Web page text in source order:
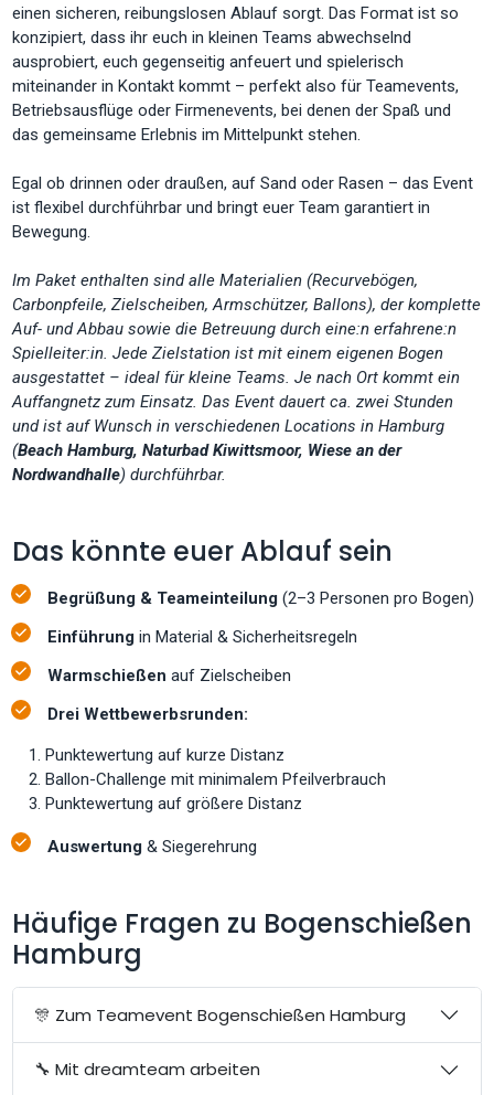
einen sicheren, reibungslosen Ablauf sorgt. Das Format ist so
konzipiert, dass ihr euch in kleinen Teams abwechselnd
ausprobiert, euch gegenseitig anfeuert und spielerisch
miteinander in Kontakt kommt – perfekt also für Teamevents,
Betriebsausflüge oder Firmenevents, bei denen der Spaß und
das gemeinsame Erlebnis im Mittelpunkt stehen.
Egal ob drinnen oder draußen, auf Sand oder Rasen – das Event
ist flexibel durchführbar und bringt euer Team garantiert in
Bewegung.
Im Paket enthalten sind alle Materialien (Recurvebögen,
Carbonpfeile, Zielscheiben, Armschützer, Ballons), der komplette
Auf- und Abbau sowie die Betreuung durch eine:n erfahrene:n
Spielleiter:in. Jede Zielstation ist mit einem eigenen Bogen
ausgestattet – ideal für kleine Teams. Je nach Ort kommt ein
Auffangnetz zum Einsatz. Das Event dauert ca. zwei Stunden
und ist auf Wunsch in verschiedenen Locations in Hamburg
(Beach Hamburg, Naturbad Kiwittsmoor, Wiese an der
Nordwandhalle) durchführbar.
Das könnte euer Ablauf sein
Begrüßung & Teameinteilung (2–3 Personen pro Bogen)
Einführung in Material & Sicherheitsregeln
Warmschießen auf Zielscheiben
Drei Wettbewerbsrunden:
Punktewertung auf kurze Distanz
Ballon-Challenge mit minimalem Pfeilverbrauch
Punktewertung auf größere Distanz
Auswertung & Siegerehrung
Häufige Fragen zu Bogenschießen
Hamburg
🎊 Zum Teamevent Bogenschießen Hamburg
🔧 Mit dreamteam arbeiten